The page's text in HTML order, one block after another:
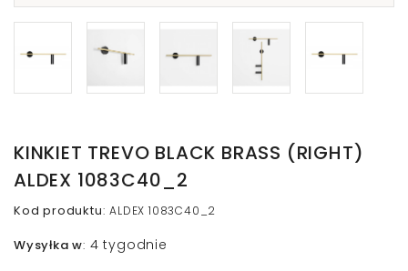
KINKIET TREVO BLACK BRASS (RIGHT)
ALDEX 1083C40_2
Kod produktu:ALDEX 1083C40_2
Wysyłka w: 4 tygodnie